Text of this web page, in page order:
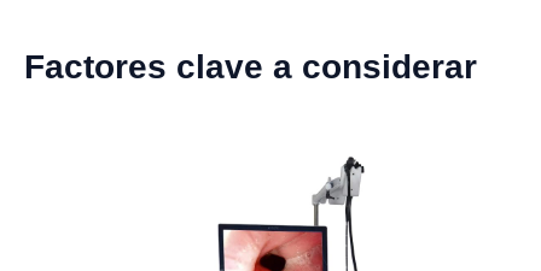
Factores clave a considerar